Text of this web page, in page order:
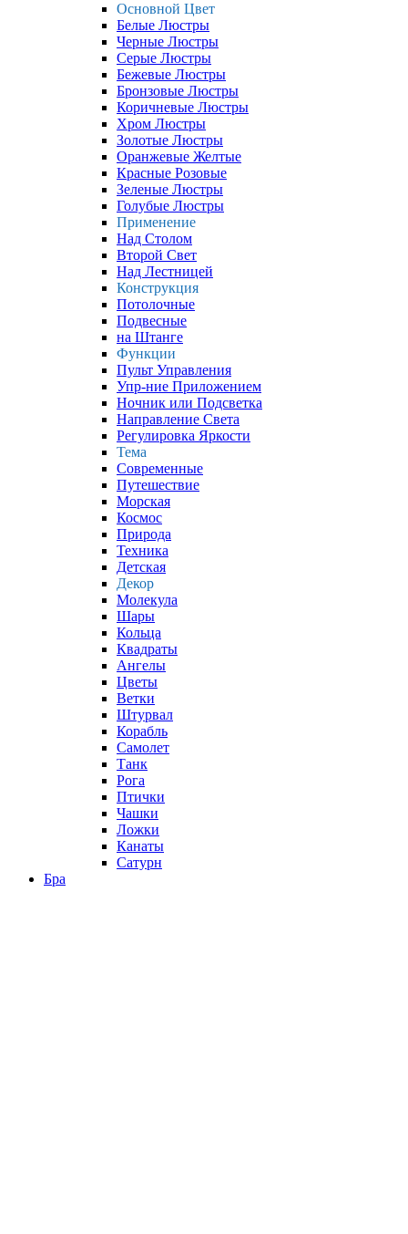
Основной Цвет
Белые Люстры
Черные Люстры
Серые Люстры
Бежевые Люстры
Бронзовые Люстры
Коричневые Люстры
Хром Люстры
Золотые Люстры
Оранжевые Желтые
Красные Розовые
Зеленые Люстры
Голубые Люстры
Применение
Над Столом
Второй Свет
Над Лестницей
Конструкция
Потолочные
Подвесные
на Штанге
Функции
Пульт Управления
Упр-ние Приложением
Ночник или Подсветка
Направление Света
Регулировка Яркости
Тема
Современные
Путешествие
Морская
Космос
Природа
Техника
Детская
Декор
Молекула
Шары
Кольца
Квадраты
Ангелы
Цветы
Ветки
Штурвал
Корабль
Самолет
Танк
Рога
Птички
Чашки
Ложки
Канаты
Сатурн
Бра